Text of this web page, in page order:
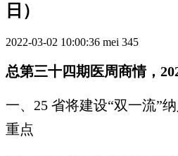
日）
2022-03-02 10:00:36 mei 345
总第三⼗四期医周商情，
⼀、25 省将建设“双⼀流”
重点